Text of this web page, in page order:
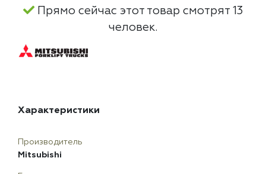
Прямо сейчас этот товар смотрят 13
человек.
Характеристики
Производитель
Mitsubishi